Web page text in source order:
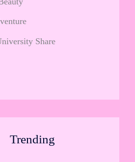
Share
Trending